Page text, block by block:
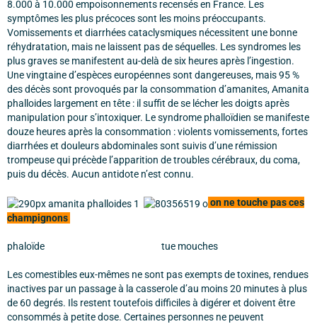
8.000 à 10.000 empoisonnements recensés en France. Les
symptômes les plus précoces sont les moins préoccupants.
Vomissements et diarrhées cataclysmiques nécessitent une bonne
réhydratation, mais ne laissent pas de séquelles. Les syndromes les
plus graves se manifestent au-delà de six heures après l’ingestion.
Une vingtaine d’espèces européennes sont dangereuses, mais 95 %
des décès sont provoqués par la consommation d’amanites, Amanita
phalloides largement en tête : il suffit de se lécher les doigts après
manipulation pour s’intoxiquer. Le syndrome phalloïdien se manifeste
douze heures après la consommation : violents vomissements, fortes
diarrhées et douleurs abdominales sont suivis d’une rémission
trompeuse qui précède l’apparition de troubles cérébraux, du coma,
puis du décès. Aucun antidote n’est connu.
on ne touche pas ces
champignons
phaloïde tue mouches
Les comestibles eux-mêmes ne sont pas exempts de toxines, rendues
inactives par un passage à la casserole d’au moins 20 minutes à plus
de 60 degrés. Ils restent toutefois difficiles à digérer et doivent être
consommés à petite dose. Certaines personnes ne peuvent